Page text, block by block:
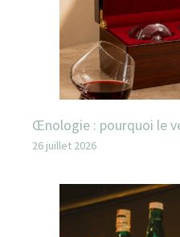
Œnologie : pourquoi le
26 juillet 2026